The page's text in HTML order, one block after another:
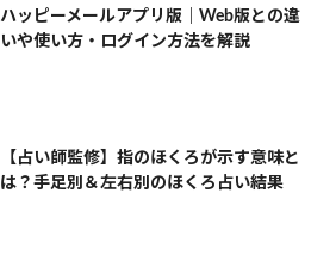
ハッピーメールアプリ版｜Web版との違
いや使い方・ログイン方法を解説
【占い師監修】指のほくろが示す意味と
は？手足別＆左右別のほくろ占い結果